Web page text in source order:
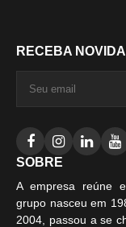
RECEBA
SOBRE
A empresa reúne
grupo nasceu em
2004, passou a se